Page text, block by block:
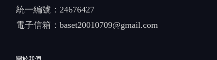
統一編號：24676427
電子信箱： baset20010709@gmail.com